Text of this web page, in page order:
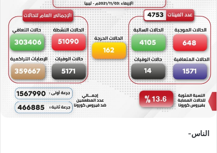
ر
ي
د
ا
إ
ل
ك
ت
ر
و
الناس-